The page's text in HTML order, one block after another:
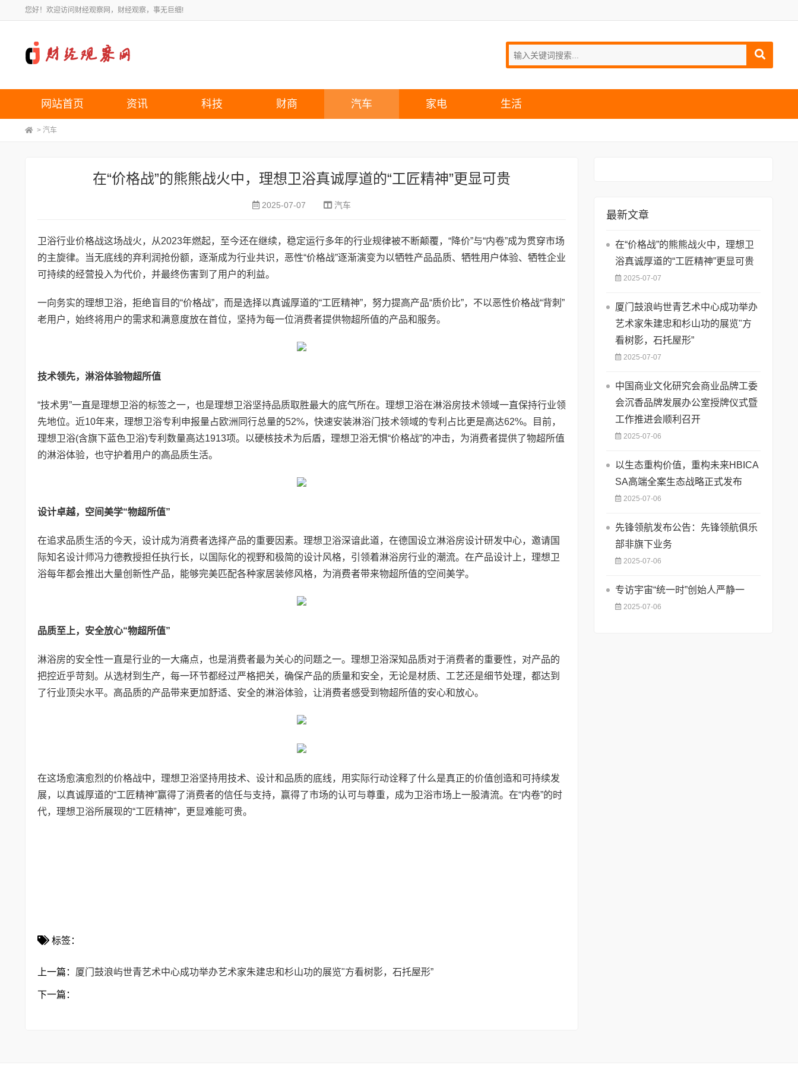
您好！欢迎访问财经观察网，财经观察，事无巨细!
网站首页 资讯 科技 财商 汽车 家电 生活
> 汽车
在“价格战”的熊熊战火中，理想卫浴真诚厚道的“工匠精神”更显可贵
2025-07-07 汽车
卫浴行业价格战这场战火，从2023年燃起，至今还在继续，稳定运行多年的行业规律被不断颠覆，“降价”与“内卷”成为贯穿市场
的主旋律。当无底线的弃利润抢份额，逐渐成为行业共识，恶性“价格战”逐渐演变为以牺牲产品品质、牺牲用户体验、牺牲企业
可持续的经营投入为代价，并最终伤害到了用户的利益。
一向务实的理想卫浴，拒绝盲目的“价格战”，而是选择以真诚厚道的“工匠精神”，努力提高产品“质价比”，不以恶性价格战“背刺”
老用户，始终将用户的需求和满意度放在首位，坚持为每一位消费者提供物超所值的产品和服务。
技术领先，淋浴体验物超所值
“技术男”一直是理想卫浴的标签之一，也是理想卫浴坚持品质取胜最大的底气所在。理想卫浴在淋浴房技术领域一直保持行业领
先地位。近10年来，理想卫浴专利申报量占欧洲同行总量的52%，快速安装淋浴门技术领域的专利占比更是高达62%。目前，
理想卫浴(含旗下蓝色卫浴)专利数量高达1913项。以硬核技术为后盾，理想卫浴无惧“价格战”的冲击，为消费者提供了物超所值
的淋浴体验，也守护着用户的高品质生活。
设计卓越，空间美学“物超所值”
在追求品质生活的今天，设计成为消费者选择产品的重要因素。理想卫浴深谙此道，在德国设立淋浴房设计研发中心，邀请国
际知名设计师冯力德教授担任执行长，以国际化的视野和极简的设计风格，引领着淋浴房行业的潮流。在产品设计上，理想卫
浴每年都会推出大量创新性产品，能够完美匹配各种家居装修风格，为消费者带来物超所值的空间美学。
品质至上，安全放心“物超所值”
淋浴房的安全性一直是行业的一大痛点，也是消费者最为关心的问题之一。理想卫浴深知品质对于消费者的重要性，对产品的
把控近乎苛刻。从选材到生产，每一环节都经过严格把关，确保产品的质量和安全，无论是材质、工艺还是细节处理，都达到
了行业顶尖水平。高品质的产品带来更加舒适、安全的淋浴体验，让消费者感受到物超所值的安心和放心。
在这场愈演愈烈的价格战中，理想卫浴坚持用技术、设计和品质的底线，用实际行动诠释了什么是真正的价值创造和可持续发
展，以真诚厚道的“工匠精神”赢得了消费者的信任与支持，赢得了市场的认可与尊重，成为卫浴市场上一股清流。在“内卷”的时
代，理想卫浴所展现的“工匠精神”，更显难能可贵。
标签：
上一篇： 厦门鼓浪屿世青艺术中心成功举办艺术家朱建忠和杉山功的展览"方看树影，石托屋形”
下一篇：
最新文章
在“价格战”的熊熊战火中，理想卫
浴真诚厚道的“工匠精神”更显可贵
2025-07-07
厦门鼓浪屿世青艺术中心成功举办
艺术家朱建忠和杉山功的展览"方
看树影，石托屋形”
2025-07-07
中国商业文化研究会商业品牌工委
会沉香品牌发展办公室授牌仪式暨
工作推进会顺利召开
2025-07-06
以生态重构价值，重构未来HBICA
SA高端全案生态战略正式发布
2025-07-06
先锋领航发布公告：先锋领航俱乐
部非旗下业务
2025-07-06
专访宇宙“统一时”创始人严静一
2025-07-06